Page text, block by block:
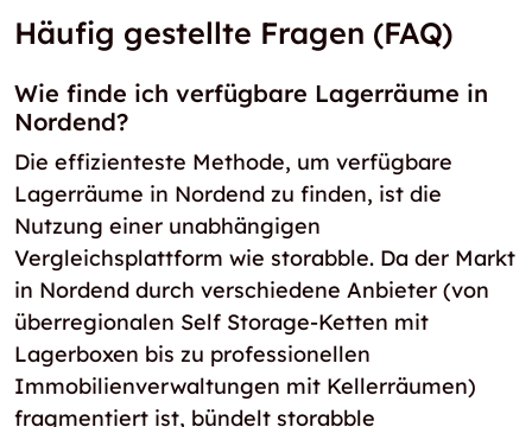
Häufig gestellte Fragen (FAQ)
Wie finde ich verfügbare Lagerräume in
Nordend?
Die effizienteste Methode, um verfügbare
Lagerräume in Nordend zu finden, ist die
Nutzung einer unabhängigen
Vergleichsplattform wie storabble. Da der Markt
in Nordend durch verschiedene Anbieter (von
überregionalen Self Storage-Ketten mit
Lagerboxen bis zu professionellen
Immobilienverwaltungen mit Kellerräumen)
fragmentiert ist, bündelt storabble